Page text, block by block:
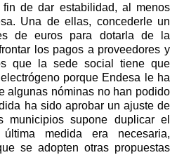
de dar estabilidad, al menos
Una de ellas, concederle un
de euros para dotarla de la
los pagos a proveedores y
que la sede social tiene que
porque Endesa le ha
algunas nóminas no han podido
ha sido aprobar un ajuste de
municipios supone duplicar el
medida era necesaria,
se adopten otras propuestas